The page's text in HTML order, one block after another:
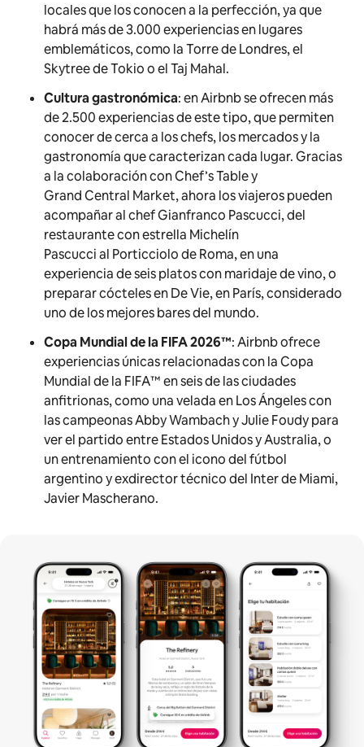
locales que los conocen a la perfección, ya que
habrá más de 3.000 experiencias en lugares
emblemáticos, como la Torre de Londres, el
Skytree de Tokio o el Taj Mahal.
Cultura gastronómica: en Airbnb se ofrecen más
de 2.500 experiencias de este tipo, que permiten
conocer de cerca a los chefs, los mercados y la
gastronomía que caracterizan cada lugar. Gracias
a la colaboración con Chef’s Table y
Grand Central Market, ahora los viajeros pueden
acompañar al chef Gianfranco Pascucci, del
restaurante con estrella Michelín
Pascucci al Porticciolo de Roma, en una
experiencia de seis platos con maridaje de vino, o
preparar cócteles en De Vie, en París, considerado
uno de los mejores bares del mundo.
Copa Mundial de la FIFA2026™:Airbnb ofrece
experiencias únicas relacionadas con la Copa
Mundial de la FIFA™ en seis de las ciudades
anfitrionas, como una velada en Los Ángeles con
las campeonas Abby Wambach y Julie Foudy para
ver el partido entre Estados Unidos y Australia, o
un entrenamiento con el icono del fútbol
argentino y exdirector técnico del Inter de Miami,
Javier Mascherano.